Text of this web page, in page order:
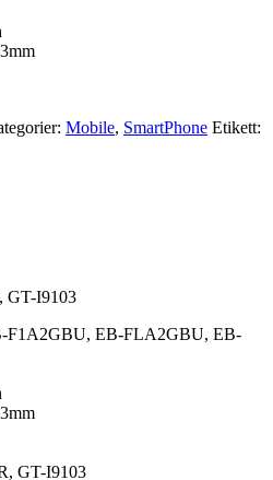
Mobile, SmartPhone Etikett:
GT-I9103
F1A2GBU, EB-FLA2GBU, EB-
GT-I9103